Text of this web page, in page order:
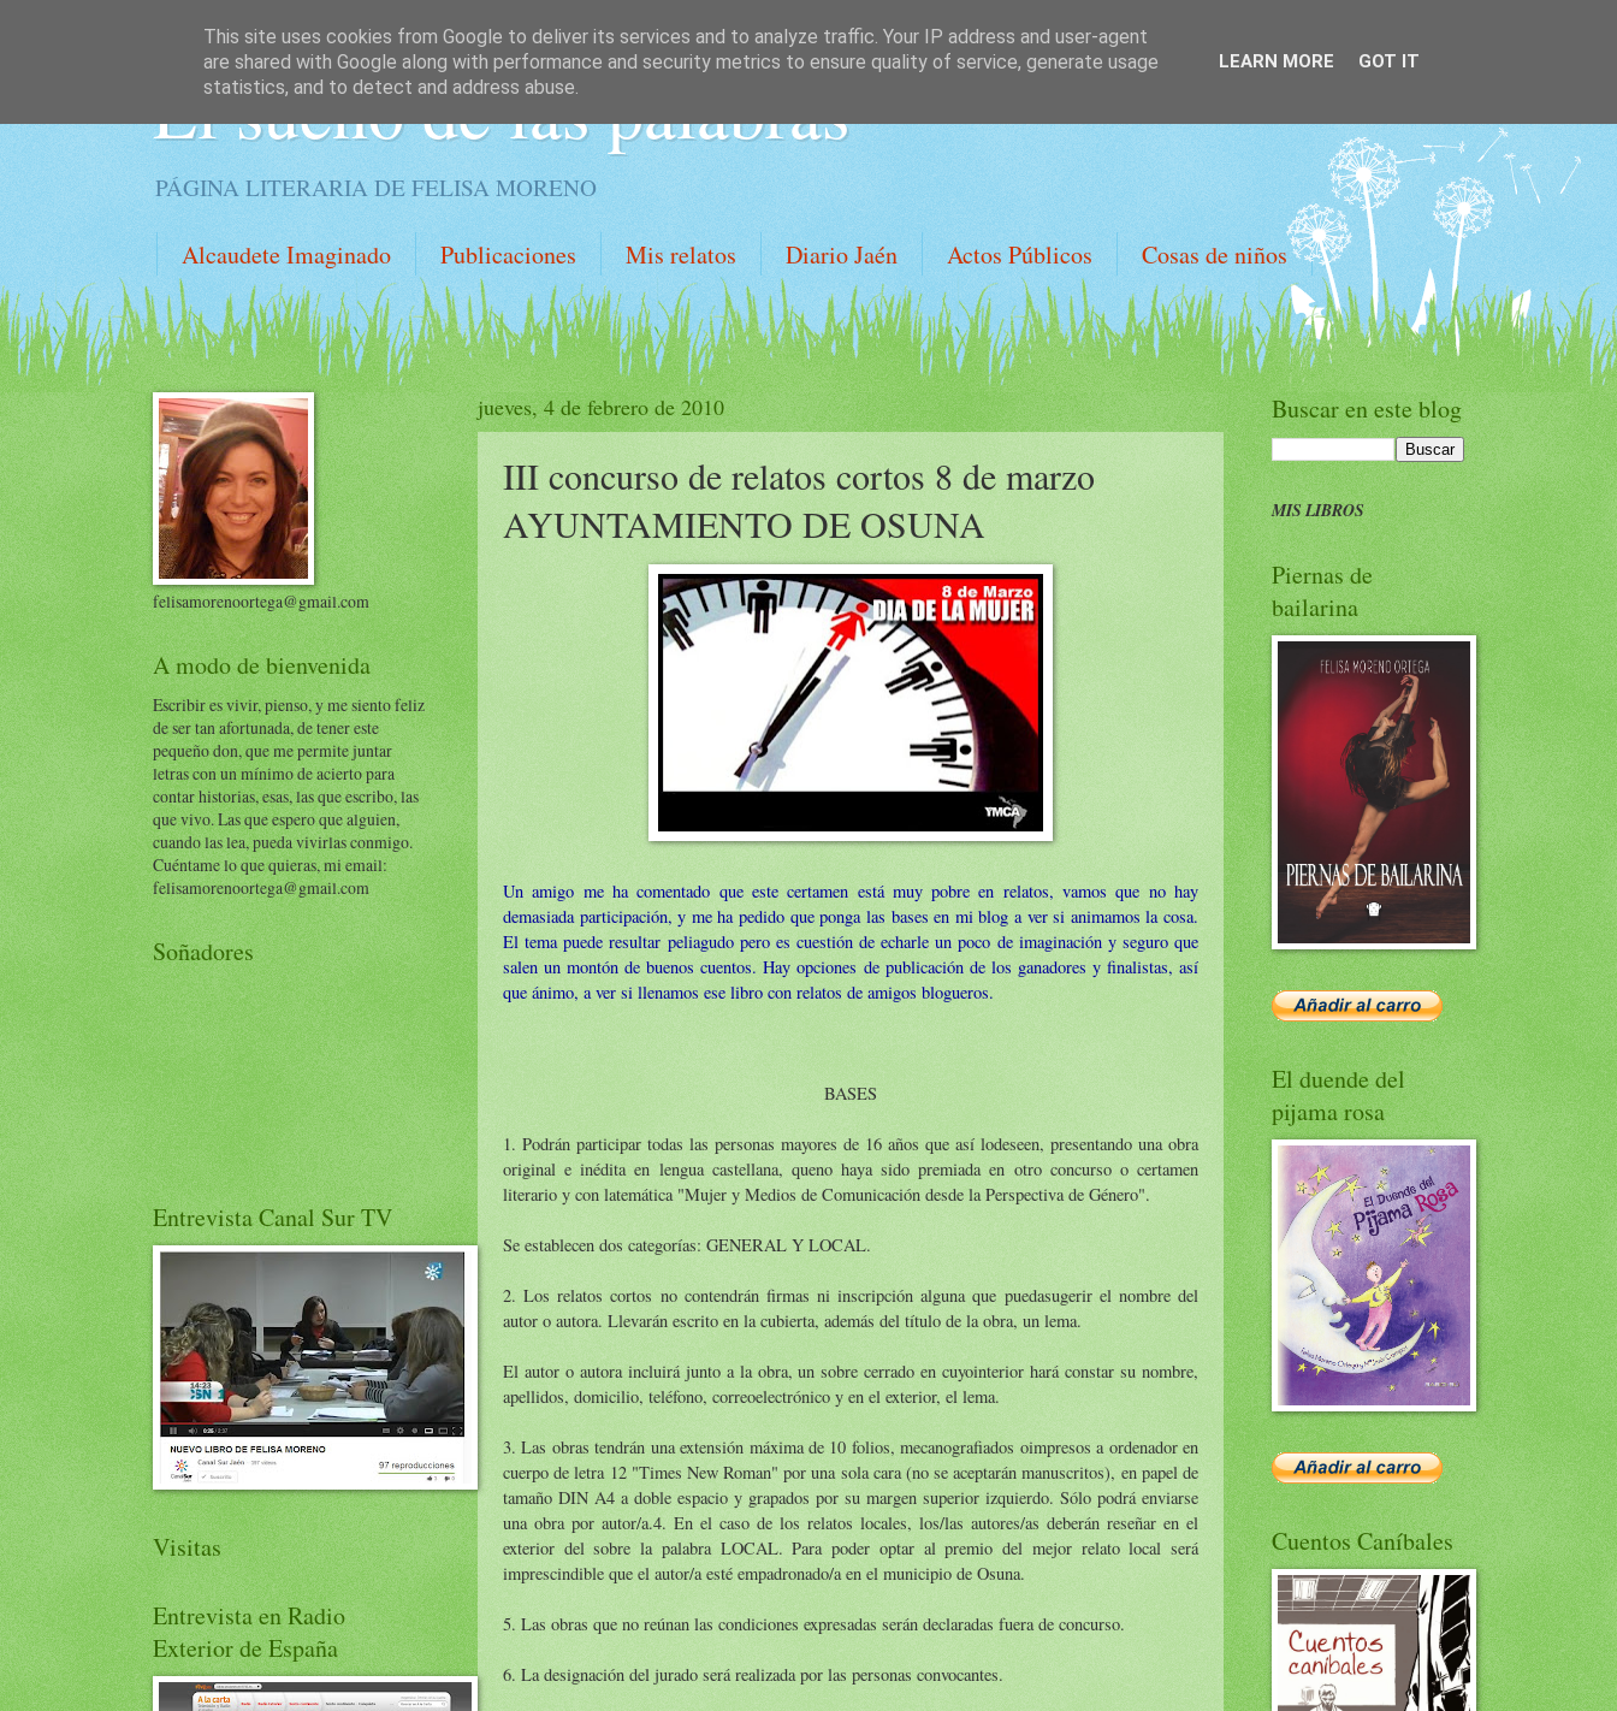
El sueño de las palabras
PÁGINA LITERARIA DE FELISA MORENO
Alcaudete Imaginado Publicaciones Mis relatos Diario Jaén Actos Públicos Cosas de niños
jueves, 4 de febrero de 2010
III concurso de relatos cortos 8 de marzo
AYUNTAMIENTO DE OSUNA
Un amigo me ha comentado que este certamen está muy pobre en relatos, vamos que no hay
demasiada participación, y me ha pedido que ponga las bases en mi blog a ver si animamos la cosa.
El tema puede resultar peliagudo pero es cuestión de echarle un poco de imaginación y seguro que
salen un montón de buenos cuentos. Hay opciones de publicación de los ganadores y finalistas, así
que ánimo, a ver si llenamos ese libro con relatos de amigos blogueros.
BASES
1. Podrán participar todas las personas mayores de 16 años que así lodeseen, presentando una obra
original e inédita en lengua castellana, queno haya sido premiada en otro concurso o certamen
literario y con latemática "Mujer y Medios de Comunicación desde la Perspectiva de Género".
Se establecen dos categorías: GENERAL Y LOCAL.
2. Los relatos cortos no contendrán firmas ni inscripción alguna que puedasugerir el nombre del
autor o autora. Llevarán escrito en la cubierta, además del título de la obra, un lema.
El autor o autora incluirá junto a la obra, un sobre cerrado en cuyointerior hará constar su nombre,
apellidos, domicilio, teléfono, correoelectrónico y en el exterior, el lema.
3. Las obras tendrán una extensión máxima de 10 folios, mecanografiados oimpresos a ordenador en
cuerpo de letra 12 "Times New Roman" por una sola cara (no se aceptarán manuscritos), en papel de
tamaño DIN A4 a doble espacio y grapados por su margen superior izquierdo. Sólo podrá enviarse
una obra por autor/a.4. En el caso de los relatos locales, los/las autores/as deberán reseñar en el
exterior del sobre la palabra LOCAL. Para poder optar al premio del mejor relato local será
imprescindible que el autor/a esté empadronado/a en el municipio de Osuna.
5. Las obras que no reúnan las condiciones expresadas serán declaradas fuera de concurso.
6. La designación del jurado será realizada por las personas convocantes.
felisamorenoortega@gmail.com
A modo de bienvenida
Escribir es vivir, pienso, y me siento feliz
de ser tan afortunada, de tener este
pequeño don, que me permite juntar
letras con un mínimo de acierto para
contar historias, esas, las que escribo, las
que vivo. Las que espero que alguien,
cuando las lea, pueda vivirlas conmigo.
Cuéntame lo que quieras, mi email:
felisamorenoortega@gmail.com
Soñadores
Entrevista Canal Sur TV
Visitas
Entrevista en Radio
Exterior de España
Buscar en este blog
MIS LIBROS
Piernas de
bailarina
El duende del
pijama rosa
Cuentos Caníbales
This site uses cookies from Google to deliver its services and to analyze traffic. Your IP address and user-agent
are shared with Google along with performance and security metrics to ensure quality of service, generate usage
statistics, and to detect and address abuse.
LEARN MORE GOT IT